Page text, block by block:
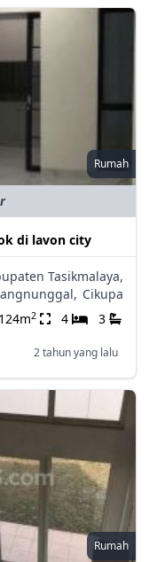
Rumah
di lavon city
Tasikmalaya,
Cikupa
124m2 4 3
2 tahun yang lalu
Rumah